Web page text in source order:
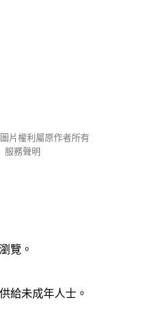
片權利屬原作者所有
服務聲明
覽。
給未成年人士。